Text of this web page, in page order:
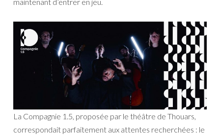
La Compagnie 1.5, proposée par le théâtre de Thouars,
correspondait parfaitement aux attentes recherchées : le